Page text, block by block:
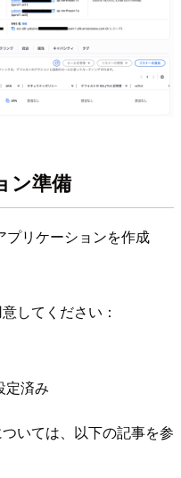
ン準備
プリケーションを作成
してください：
定済み
いては、以下の記事を参